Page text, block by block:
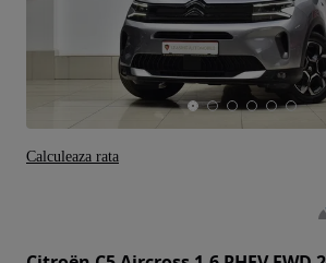
Calculeaza rata